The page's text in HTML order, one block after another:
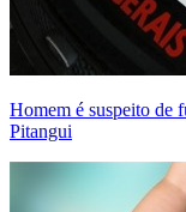
Homem é suspeito de
Pitangui